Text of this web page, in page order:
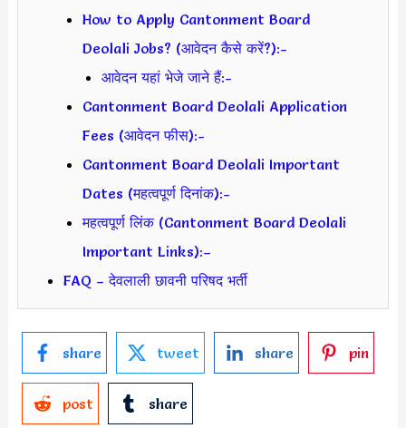
How to Apply Cantonment Board
Deolali Jobs? (आवेदन कैसे करें?):-
आवेदन यहां भेजे जाने हैं:-
Cantonment Board Deolali Application
Fees (आवेदन फीस):-
Cantonment Board Deolali Important
Dates (महत्वपूर्ण दिनांक):-
महत्वपूर्ण लिंक (Cantonment Board Deolali
Important Links):–
FAQ – देवलाली छावनी परिषद भर्ती
share tweet share pin
post share